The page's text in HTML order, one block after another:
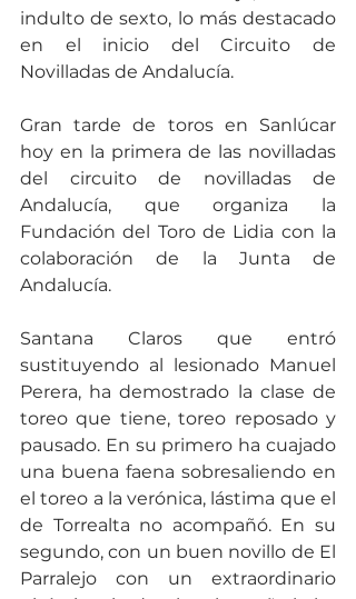
indulto de sexto, lo más destacado
en el inicio del Circuito de
Novilladas de Andalucía.
Gran tarde de toros en Sanlúcar
hoy en la primera de las novilladas
del circuito de novilladas de
Andalucía, que organiza la
Fundación del Toro de Lidia con la
colaboración de la Junta de
Andalucía.
Santana Claros que entró
sustituyendo al lesionado Manuel
Perera, ha demostrado la clase de
toreo que tiene, toreo reposado y
pausado. En su primero ha cuajado
una buena faena sobresaliendo en
el toreo a la verónica, lástima que el
de Torrealta no acompañó. En su
segundo, con un buen novillo de El
Parralejo con un extraordinario